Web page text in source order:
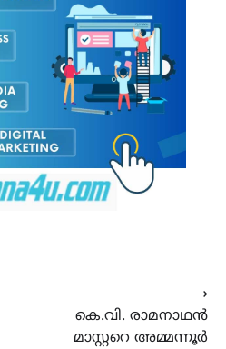
കെ.വി. രാമനാഥൻ
മാസ്റ്ററെ അമ്മന്നൂർ
⟶